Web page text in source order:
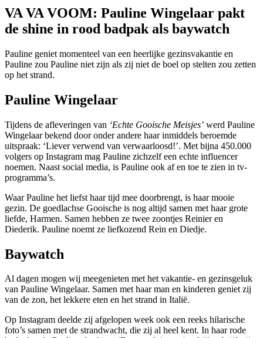
VA VA VOOM: Pauline Wingelaar pakt
de shine in rood badpak als baywatch
Pauline geniet momenteel van een heerlijke gezinsvakantie en
Pauline zou Pauline niet zijn als zij niet de boel op stelten zou zetten
op het strand.
Pauline Wingelaar
Tijdens de afleveringen van ‘Echte Gooische Meisjes’ werd Pauline
Wingelaar bekend door onder andere haar inmiddels beroemde
uitspraak: ‘Liever verwend van verwaarloosd!’. Met bijna 450.000
volgers op Instagram mag Pauline zichzelf een echte influencer
noemen. Naast social media, is Pauline ook af en toe te zien in tv-
programma’s.
Waar Pauline het liefst haar tijd mee doorbrengt, is haar mooie
gezin. De goedlachse Gooische is nog altijd samen met haar grote
liefde, Harmen. Samen hebben ze twee zoontjes Reinier en
Diederik. Pauline noemt ze liefkozend Rein en Diedje.
Baywatch
Al dagen mogen wij meegenieten met het vakantie- en gezinsgeluk
van Pauline Wingelaar. Samen met haar man en kinderen geniet zij
van de zon, het lekkere eten en het strand in Italië.
Op Instagram deelde zij afgelopen week ook een reeks hilarische
foto’s samen met de strandwacht, die zij al heel kent. In haar rode